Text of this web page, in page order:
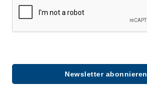
Newsletter abonnieren